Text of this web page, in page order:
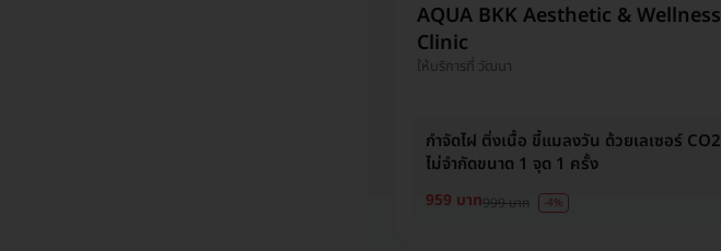
AQUA BKK Aesthetic & Wellness
Clinic
ให้บริการที่ วัฒนา
กำจัดไฝ ติ่งเนื้อ ขี้แมลงวัน ด้วยเลเซอร์ CO2
ไม่จำกัดขนาด 1 จุด 1 ครั้ง
959 บาท999 บาท -4%